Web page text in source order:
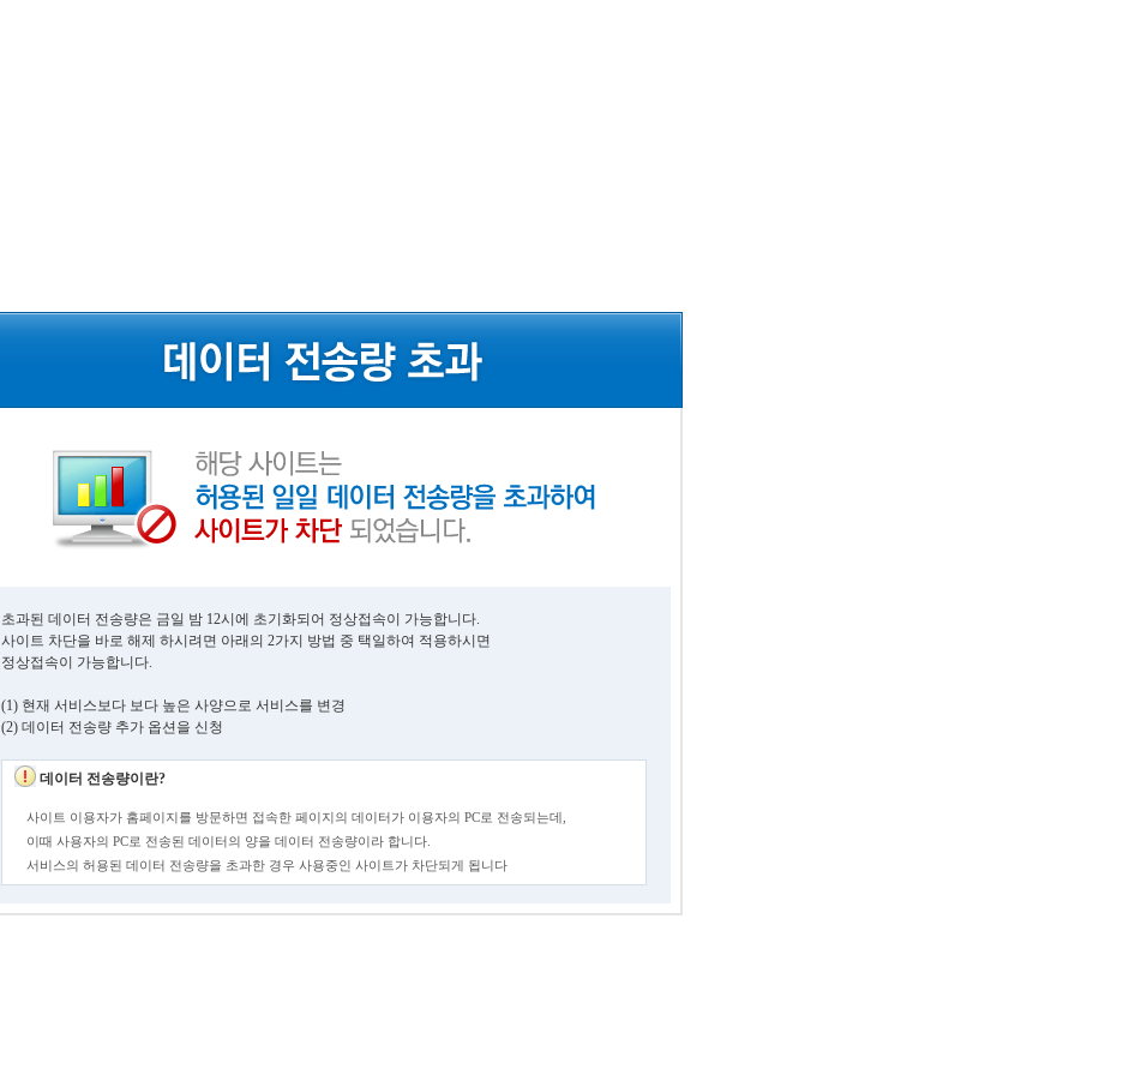
초과된 데이터 전송량은 금일 밤 12시에 초기화되어 정상접속이 가능합니다.
사이트 차단을 바로 해제 하시려면 아래의 2가지 방법 중 택일하여 적용하시면
정상접속이 가능합니다.
(1) 현재 서비스보다 보다 높은 사양으로 서비스를 변경
(2) 데이터 전송량 추가 옵션을 신청
데이터 전송량이란?
사이트 이용자가 홈페이지를 방문하면 접속한 페이지의 데이터가 이용자의 PC로 전송되는데,
이때 사용자의 PC로 전송된 데이터의 양을 데이터 전송량이라 합니다.
서비스의 허용된 데이터 전송량을 초과한 경우 사용중인 사이트가 차단되게 됩니다